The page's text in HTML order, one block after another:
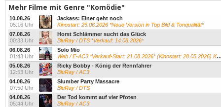
Mehr Filme mit Genre "Komödie"
10.08.26
05:16 Uhr
Jackass: Einer geht noch
Kinostart: 25.06.2026 *Neue Version in Top Bild & Tonqualität*
07.08.26
00:33 Uhr
Horst Schlämmer sucht das Glück
BluRay / DTS *Verkauf: 14.08.2026*
06.08.26
01:43 Uhr
Solo Mio
Web / E-AC3 *Verkauf-Start: 21.08.2026* (Kinostart: 28.05.2026) Kevin James...
05.08.26
12:53 Uhr
Ricky Bobby - König der Rennfahrer
BluRay / AC3
04.08.26
07:50 Uhr
Slumber Party Massacre
BluRay / DTS
04.08.26
05:44 Uhr
Der Tod kommt auf vier Pfoten
BluRay / AC3